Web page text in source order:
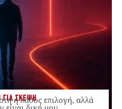
ΓΙΑ ΣΚΕΨΗ
ή λάθος επιλογή, αλλά